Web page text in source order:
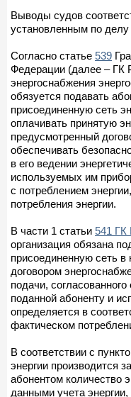
Выводы судов
установленным по делу
Согласно статье 539
Федерации (далее – ГК
энергоснабжения
обязуется подавать
присоединенную сеть
оплачивать принятую
предусмотренный
обеспечивать
в его ведении
используемых им
с потреблением
потребления энергии.
В части 1 статьи 541
организация обязана
присоединенную сеть в
договором
подачи,
поданной абоненту и
определяется в
фактическом
В соответствии с
энергии производится
абонентом количество
данными учета